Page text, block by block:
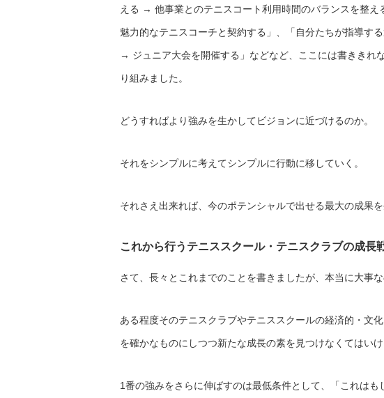
える → 他事業とのテニスコート利用時間のバランスを整
魅力的なテニスコーチと契約する」、「自分たちが指導す
→ ジュニア大会を開催する」などなど、ここには書ききれ
り組みました。
どうすればより強みを生かしてビジョンに近づけるのか。
それをシンプルに考えてシンプルに行動に移していく。
それさえ出来れば、今のポテンシャルで出せる最大の成果
これから行うテニススクール・テニスクラブの成長
さて、長々とこれまでのことを書きましたが、本当に大事な
ある程度そのテニスクラブやテニススクールの経済的・文
を確かなものにしつつ新たな成長の素を見つけなくてはいけ
1番の強みをさらに伸ばすのは最低条件として、「これは